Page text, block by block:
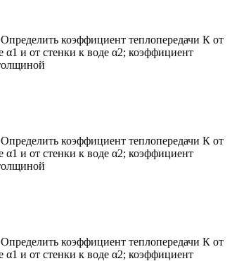
коэффициент теплопередачи К от
α1 и от стенки к воде α2; коэффициент
коэффициент теплопередачи К от
α1 и от стенки к воде α2; коэффициент
коэффициент теплопередачи К от
α1 и от стенки к воде α2; коэффициент